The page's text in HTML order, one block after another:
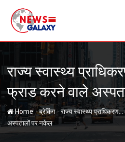
content
राज्य स्वास्थ्य
फ्राड करने वाले
Home-ब्रेकिंग-राज्य स्वास्थ्य
अस्पतालों पर नकेल